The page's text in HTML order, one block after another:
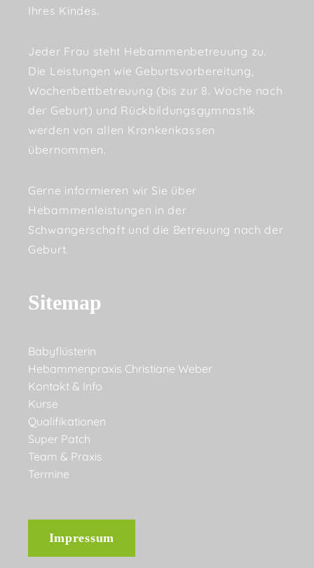
Ihres Kindes.
Jeder Frau steht Hebammenbetreuung zu.
Die Leistungen wie Geburtsvorbereitung,
Wochenbettbetreuung (bis zur 8. Woche nach
der Geburt) und Rückbildungsgymnastik
werden von allen Krankenkassen
übernommen.
Gerne informieren wir Sie über
Hebammenleistungen in der
Schwangerschaft und die Betreuung nach der
Geburt.
Sitemap
Babyflüsterin
Hebammenpraxis Christiane Weber
Kontakt & Info
Kurse
Qualifikationen
Super Patch
Team & Praxis
Termine
Impressum